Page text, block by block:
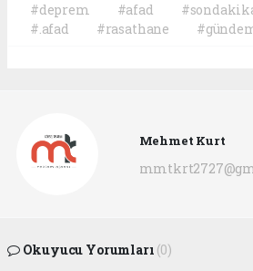
#deprem #afad
#.afad
#rasathane
Mehmet Kurt
Okuyucu Yorumları (0)